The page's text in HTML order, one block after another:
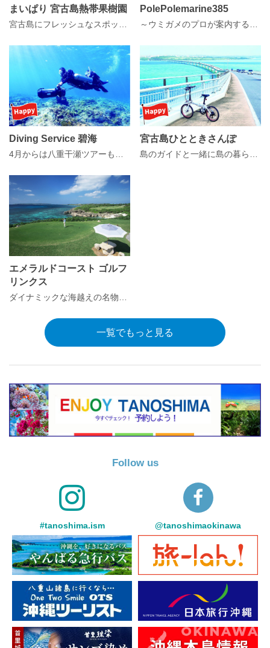
まいぱり 宮古島熱帯果樹園 PolePolemarine385
Diving Service 碧海 宮古島ひとときさんぽ
エメラルドコースト ゴルフ
リンクス
一覧でもっと見る
Follow us
#tanoshima.ism @tanoshimaokinawa